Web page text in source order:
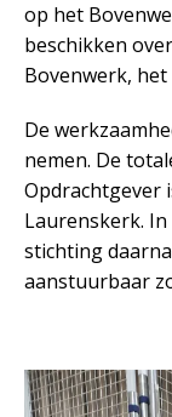
op het
beschikken
Bovenwerk,
De
nemen. De
Opdrachtgever
Laurenskerk.
stichting
aanstuurbaar